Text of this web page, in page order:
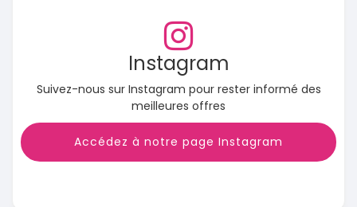
Instagram
Suivez-nous sur Instagram pour rester informé des
meilleures offres
Accédez à notre page Instagram